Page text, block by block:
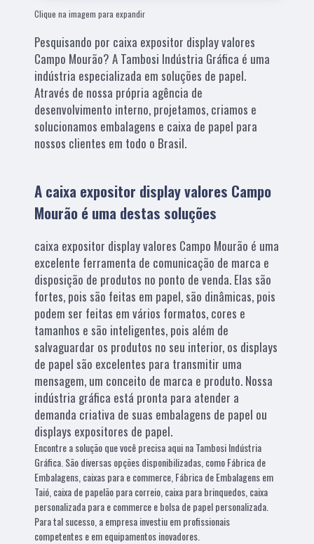
Clique na imagem para expandir
Pesquisando por caixa expositor display valores
Campo Mourão? A Tambosi Indústria Gráfica é uma
indústria especializada em soluções de papel.
Através de nossa própria agência de
desenvolvimento interno, projetamos, criamos e
solucionamos embalagens e caixa de papel para
nossos clientes em todo o Brasil.
A caixa expositor display valores Campo
Mourão é uma destas soluções
caixa expositor display valores Campo Mourão é uma
excelente ferramenta de comunicação de marca e
disposição de produtos no ponto de venda. Elas são
fortes, pois são feitas em papel, são dinâmicas, pois
podem ser feitas em vários formatos, cores e
tamanhos e são inteligentes, pois além de
salvaguardar os produtos no seu interior, os displays
de papel são excelentes para transmitir uma
mensagem, um conceito de marca e produto. Nossa
indústria gráfica está pronta para atender a
demanda criativa de suas embalagens de papel ou
displays expositores de papel.
Encontre a solução que você precisa aqui na Tambosi Indústria
Gráfica. São diversas opções disponibilizadas, como Fábrica de
Embalagens, caixas para e commerce, Fábrica de Embalagens em
Taió, caixa de papelão para correio, caixa para brinquedos, caixa
personalizada para e commerce e bolsa de papel personalizada.
Para tal sucesso, a empresa investiu em profissionais
competentes e em equipamentos inovadores.